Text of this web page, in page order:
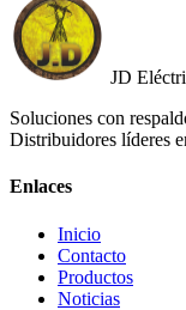
JD
Soluciones con
Distribuidores líderes
Enlaces
Inicio
Contacto
Productos
Noticias